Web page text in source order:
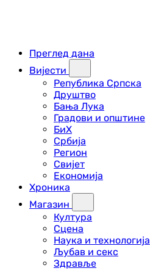
Преглед дана
Вијести
Република Српска
Друштво
Бања Лука
Градови и општине
БиХ
Србија
Регион
Свијет
Економија
Хроника
Магазин
Култура
Сцена
Наука и технологија
Љубав и секс
Здравље